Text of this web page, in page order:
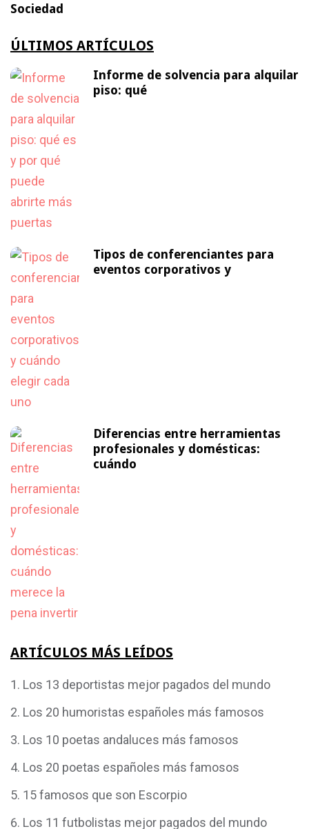
Sociedad
ÚLTIMOS ARTÍCULOS
Informe de solvencia para alquilar
piso: qué
Tipos de conferenciantes para
eventos corporativos y
Diferencias entre herramientas
profesionales y domésticas:
cuándo
ARTÍCULOS MÁS LEÍDOS
Los 13 deportistas mejor pagados del mundo
Los 20 humoristas españoles más famosos
Los 10 poetas andaluces más famosos
Los 20 poetas españoles más famosos
15 famosos que son Escorpio
Los 11 futbolistas mejor pagados del mundo